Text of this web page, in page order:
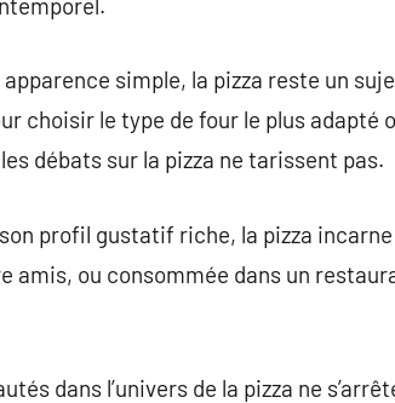
apparence simple, la pizza reste un
choisir le type de four le plus adapté
débats sur la pizza ne tarissent pas.
profil gustatif riche, la pizza
amis, ou consommée dans un
dans l’univers de la pizza ne